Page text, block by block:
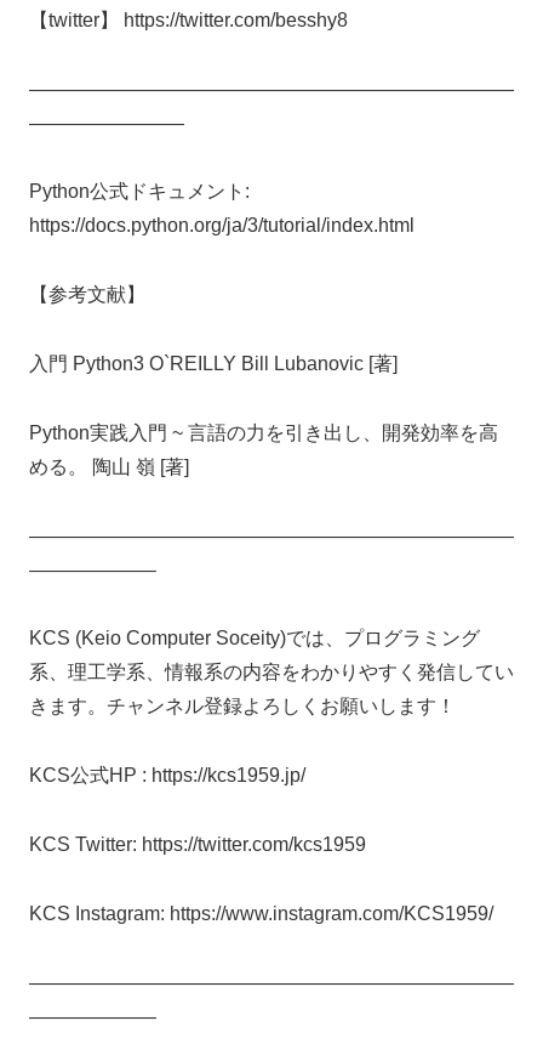
【twitter】 https://twitter.com/besshy8
—————————————————————————
————————
Python公式ドキュメント:
https://docs.python.org/ja/3/tutorial/index.html
【参考文献】
入門 Python3 O`REILLY Bill Lubanovic [著]
Python実践入門 ~ 言語の力を引き出し、開発効率を高
める。 陶山 嶺 [著]
—————————————————————————
——————–
KCS (Keio Computer Soceity)では、プログラミング
系、理工学系、情報系の内容をわかりやすく発信してい
きます。チャンネル登録よろしくお願いします！
KCS公式HP : https://kcs1959.jp/
KCS Twitter: https://twitter.com/kcs1959
KCS Instagram: https://www.instagram.com/KCS1959/
—————————————————————————
——————–